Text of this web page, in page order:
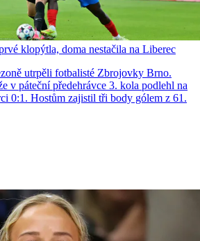
klopýtla, doma nestačila na Liberec
utrpěli fotbalisté Zbrojovky Brno.
v páteční předehrávce 3. kola podlehl na
0:1. Hostům zajistil tři body gólem z 61.